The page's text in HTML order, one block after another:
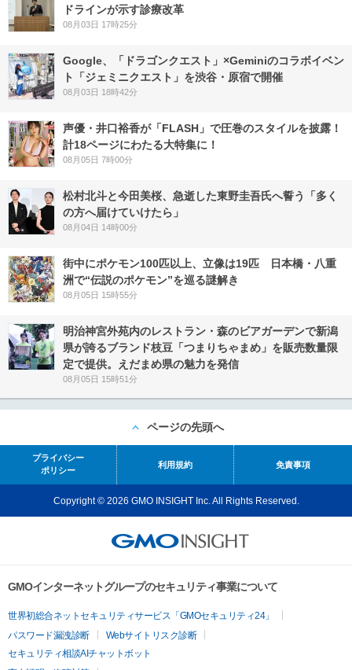
ドラインが示す診療改革
08月03日 17時25分
Google、「ドラゴンクエスト」×Geminiのコラボイベン
ト「ジェミニクエスト」を渋谷・原宿で開催
08月03日 18時42分
声優・井口裕香が「FLASH」で圧巻のスタイルを披露！
計18ページにわたる大特集に！
08月05日 7時00分
松村北斗と今田美桜、急逝した東野圭吾氏へ誓う「多く
の方へ届けていけたら」
08月04日 14時00分
街中にポケモン100匹以上、立像は19匹 日本橋・八重
洲で“伝説のポケモン”を巡る謎解き
08月05日 15時55分
明治神宮外苑内のレストラン・森のビアガーデンで新潟
県が誇るブランド枝豆「つまりちゃまめ」を販売数量限
定で提供。えだまめ県の魅力を発信
08月05日 15時51分
ページの先頭へ
プライバシー
ポリシー
利用規約 免責事項
Copyright © 2026 GMO INSIGHT Inc. All Rights Reserved.
GMOインターネットグループのセキュリティ事業について
世界初総合ネットセキュリティサービス「GMOセキュリティ24」
パスワード漏洩診断
Webサイトリスク診断
セキュリティ相談AIチャットボット